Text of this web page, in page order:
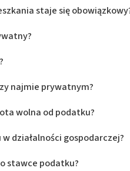
staje się
najmie prywatnym?
wolna od podatku?
działalności gospodarczej?
stawce podatku?